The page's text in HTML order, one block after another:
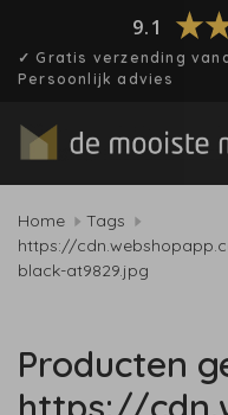
9.1
✓ Gratis verzending
Persoonlijk advies
Home
Tags
https://
black-at9829.jpg
Producten